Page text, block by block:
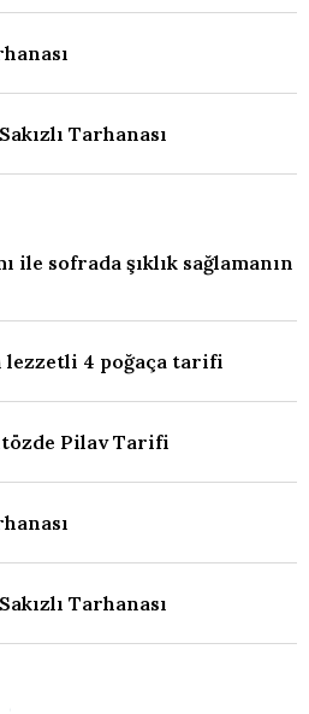
Tarhanası
ile sofrada şıklık sağlamanın
4 poğaça tarifi
Pilav Tarifi
Tarhanası